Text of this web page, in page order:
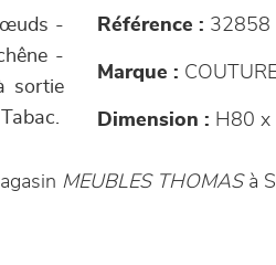
-
-
sortie
Référence : 32858
Marque :
Dimension : H80 x
MEUBLES THOMAS à